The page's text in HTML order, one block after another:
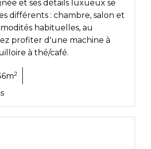
2
et ses détails luxueux se
différents : chambre, salon et
habituelles, au
profiter d'une machine à
à thé/café.